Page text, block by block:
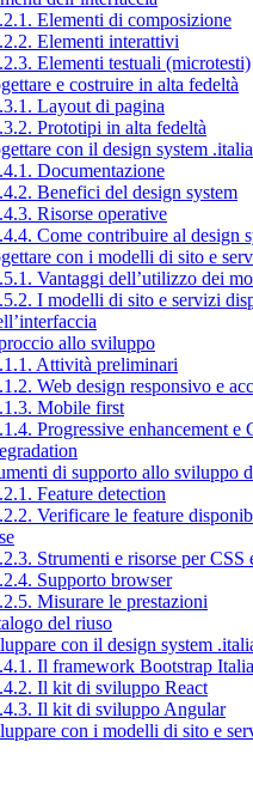
Elementi di composizione
Elementi interattivi
Elementi testuali (microtesti)
e costruire in alta fedeltà
Layout di pagina
Prototipi in alta fedeltà
con il design system .italia
Documentazione
Benefici del design system
Risorse operative
Come contribuire al design
con i modelli di sito e
Vantaggi dell’utilizzo dei
I modelli di sito e servizi
allo sviluppo
Attività preliminari
Web design responsivo e
Mobile first
Progressive enhancement e
di supporto allo sviluppo
Feature detection
Verificare le feature
Strumenti e risorse per CSS
Supporto browser
Misurare le prestazioni
del riuso
con il design system
Il framework Bootstrap Italia
Il kit di sviluppo React
Il kit di sviluppo Angular
con i modelli di sito e